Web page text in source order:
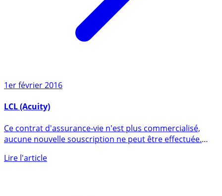
1er février 2016
LCL (Acuity)
Ce contrat d'assurance-vie n'est plus commercialisé,
aucune nouvelle souscription ne peut être effectuée.